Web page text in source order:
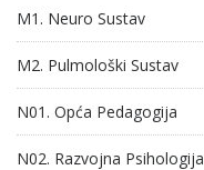
M1. Neuro Sustav
M2. Pulmološki Sustav
N01. Opća Pedagogija
N02. Razvojna Psihologija